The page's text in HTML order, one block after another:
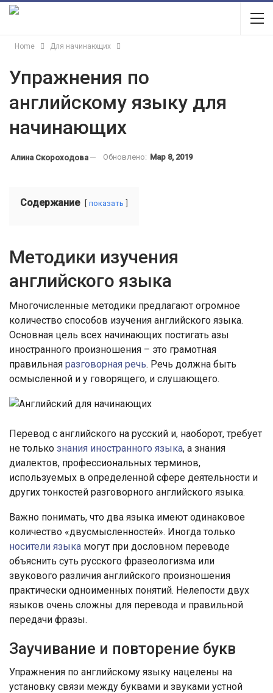
Home Для начинающих
Упражнения по
английскому языку для
начинающих
Алина Скороходова Обновлено: Мар 8, 2019
Содержание показать
Методики изучения
английского языка
Многочисленные методики предлагают огромное
количество способов изучения английского языка.
Основная цель всех начинающих постигать азы
иностранного произношения – это грамотная
правильная разговорная речь. Речь должна быть
осмысленной и у говорящего, и слушающего.
Перевод с английского на русский и, наоборот, требует
не только знания иностранного языка, а знания
диалектов, профессиональных терминов,
используемых в определенной сфере деятельности и
других тонкостей разговорного английского языка.
Важно понимать, что два языка имеют одинаковое
количество «двусмысленностей». Иногда только
носители языка могут при дословном переводе
объяснить суть русского фразеологизма или
звукового различия английского произношения
практически одноименных понятий. Нелепости двух
языков очень сложны для перевода и правильной
передачи фразы.
Заучивание и повторение букв
Упражнения по английскому языку нацелены на
установку связи между буквами и звуками устной